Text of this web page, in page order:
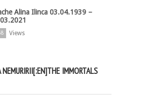
Alina Ilinca 03.04.1939 –
Views
IMMORTALS